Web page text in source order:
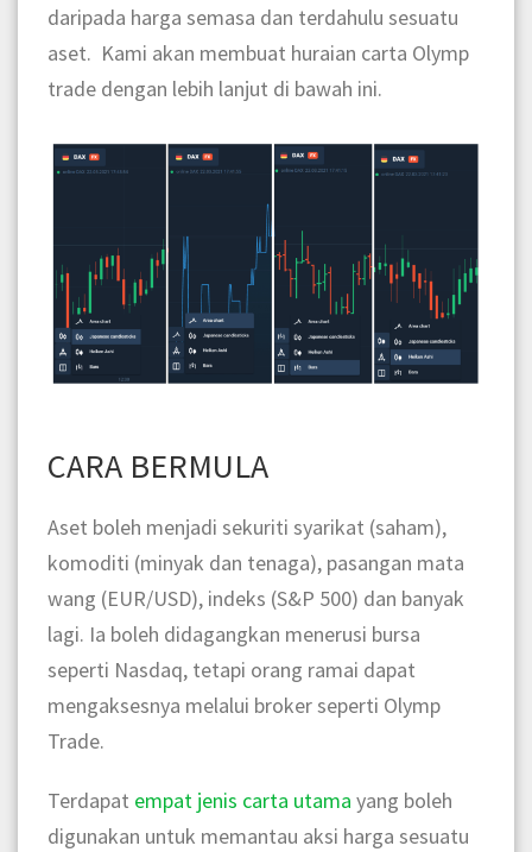
daripada harga semasa dan terdahulu sesuatu
aset. Kami akan membuat huraian carta Olymp
trade dengan lebih lanjut di bawah ini.
CARA BERMULA
Aset boleh menjadi sekuriti syarikat (saham),
komoditi (minyak dan tenaga), pasangan mata
wang (EUR/USD), indeks (S&P 500) dan banyak
lagi. Ia boleh didagangkan menerusi bursa
seperti Nasdaq, tetapi orang ramai dapat
mengaksesnya melalui broker seperti Olymp
Trade.
Terdapat empat jenis carta utama yang boleh
digunakan untuk memantau aksi harga sesuatu